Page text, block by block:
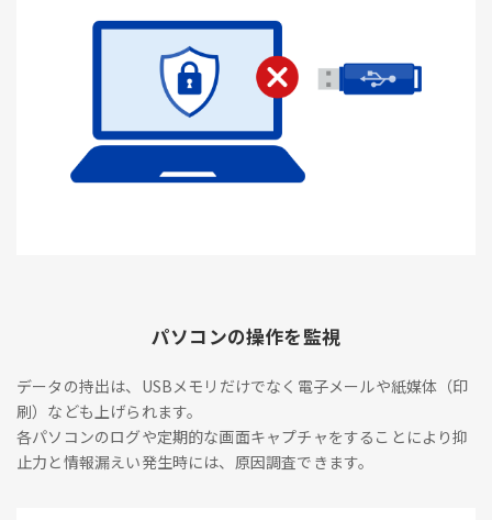
パソコンの操作を監視
データの持出は、USBメモリだけでなく電子メールや紙媒体（印
刷）なども上げられます。
各パソコンのログや定期的な画面キャプチャをすることにより抑
止力と情報漏えい発生時には、原因調査できます。